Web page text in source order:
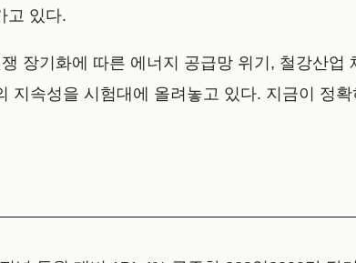
고 있다.
장기화에 따른 에너지 공급망 위기, 철강산업
속성을 시험대에 올려놓고 있다. 지금이 정